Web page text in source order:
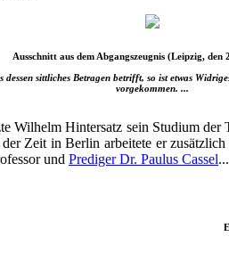
Ausschnitt aus dem Abgangszeugnis (Leipzig, den
dessen sittliches Betragen betrifft, so ist etwas
vorgekommen. ...
Wilhelm Hintersatz sein Studium
Zeit in Berlin arbeitete er
und Prediger Dr. Paulus Cassel...